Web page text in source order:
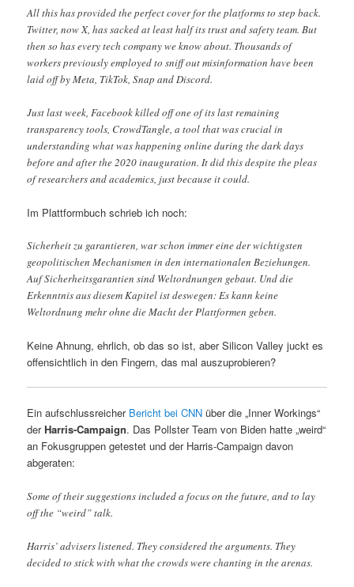
All this has provided the perfect cover for the platforms to step back.
Twitter, now X, has sacked at least half its trust and safety team. But
then so has every tech company we know about. Thousands of
workers previously employed to sniff out misinformation have been
laid off by Meta, TikTok, Snap and Discord.
Just last week, Facebook killed off one of its last remaining
transparency tools, CrowdTangle, a tool that was crucial in
understanding what was happening online during the dark days
before and after the 2020 inauguration. It did this despite the pleas
of researchers and academics, just because it could.
Im Plattformbuch schrieb ich noch:
Sicherheit zu garantieren, war schon immer eine der wichtigsten
geopolitischen Mechanismen in den internationalen Beziehungen.
Auf Sicherheitsgarantien sind Weltordnungen gebaut. Und die
Erkenntnis aus diesem Kapitel ist deswegen: Es kann keine
Weltordnung mehr ohne die Macht der Plattformen geben.
Keine Ahnung, ehrlich, ob das so ist, aber Silicon Valley juckt es
offensichtlich in den Fingern, das mal auszuprobieren?
Ein aufschlussreicher Bericht bei CNN über die „Inner Workings“
derHarris-Campaign. Das Pollster Team von Biden hatte „weird“
an Fokusgruppen getestet und der Harris-Campaign davon
abgeraten:
Some of their suggestions included a focus on the future, and to lay
off the “weird” talk.
Harris’ advisers listened. They considered the arguments. They
decided to stick with what the crowds were chanting in the arenas.